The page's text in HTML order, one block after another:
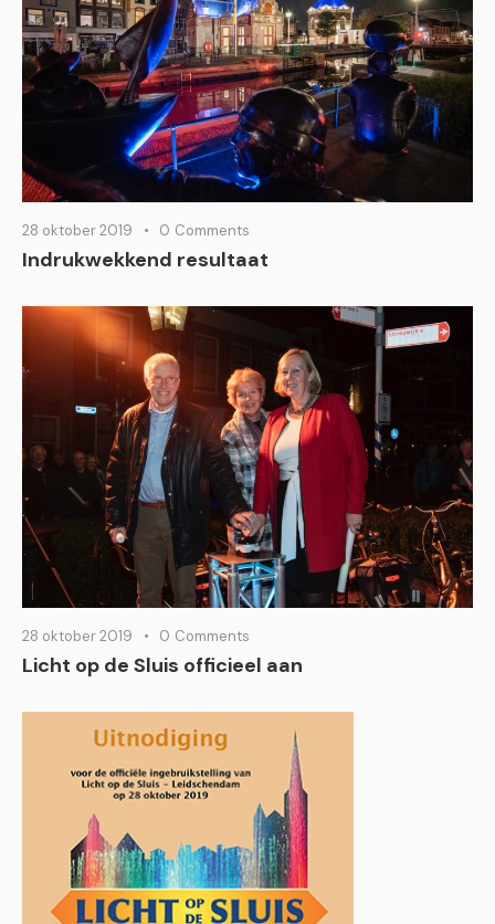
28 oktober 2019 0 Comments
Indrukwekkend resultaat
28 oktober 2019 0 Comments
Licht op de Sluis officieel aan